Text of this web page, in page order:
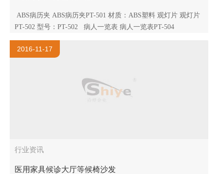
ABS病历夹 ABS病历夹PT-501 材质：ABS塑料 观灯片 观灯片
PT-502 型号：PT-502 病人一览表 病人一览表PT-504
2016-11-17
行业资讯
医用家具候诊大厅等候椅沙发